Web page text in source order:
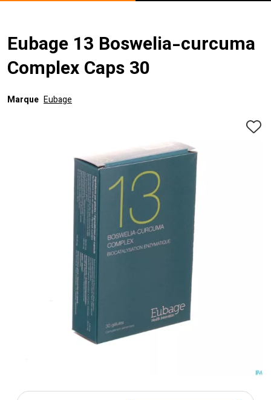
Eubage 13 Boswelia-curcuma
Complex Caps 30
Marque Eubage